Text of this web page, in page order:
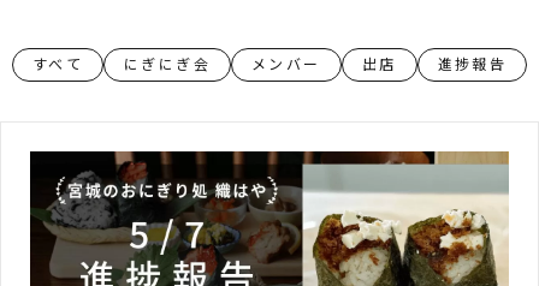
すべて にぎにぎ会 メンバー 出店 進捗報告